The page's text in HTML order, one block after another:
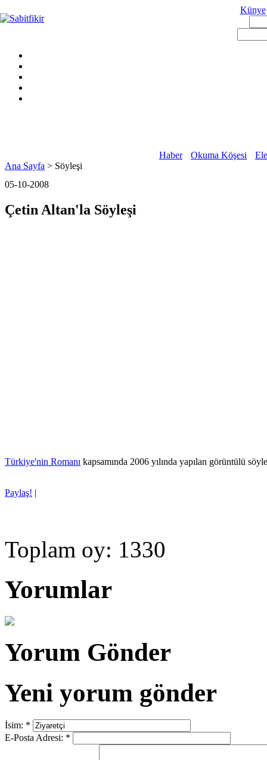
Künye
Haber Okuma Köşesi
Ana Sayfa > Söyleşi
05-10-2008
Çetin Altan'la Söyleşi
Türkiye'nin Romanı kapsamında 2006 yılında yapılan görüntülü
Paylaş! |
Toplam oy: 1330
Yorumlar
Yorum Gönder
Yeni yorum gönder
İsim: *
E-Posta Adresi: *